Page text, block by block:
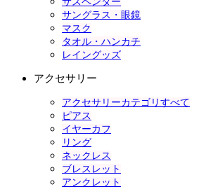
サングラス・眼鏡
マスク
タオル・ハンカチ
レイングッズ
アクセサリー
アクセサリーカテゴリすべて
ピアス
イヤーカフ
リング
ネックレス
ブレスレット
アンクレット